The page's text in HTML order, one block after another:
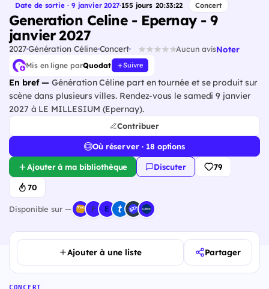
Date de sortie · 9 janvier 2027·155 jours 20:33:21 Concert
Generation Celine - Epernay - 9
janvier 2027
2027Génération CélineConcert Aucun avisNoter
Mis en ligne parQuodat Suivre
En bref — Génération Céline part en tournée et se produit sur
scène dans plusieurs villes. Rendez-vous le samedi 9 janvier
2027 à LE MILLESIUM (Epernay).
Contribuer
Où réserver · 18 options
Ajouter à ma bibliothèque Discuter 79
70
Disponible sur —
Ajouter à une liste Partager
CONCERT